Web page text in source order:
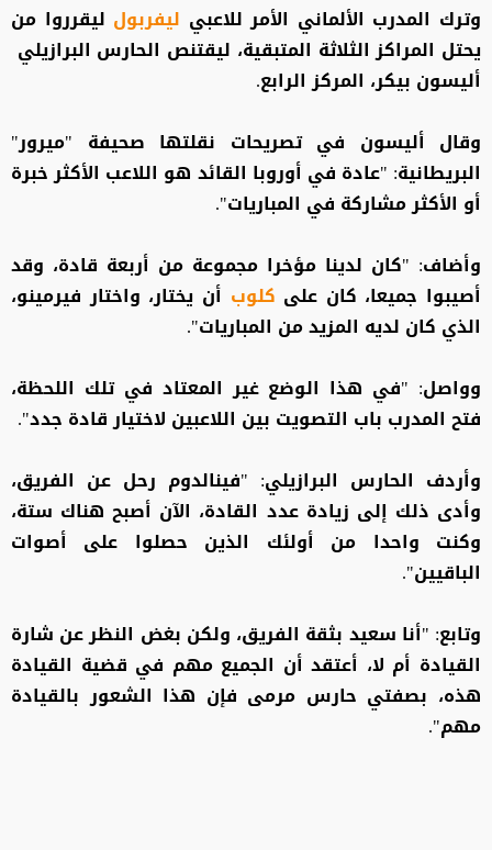
وترك المدرب الألماني الأمر للاعبي ليفربول ليقرروا من
يحتل المراكز الثلاثة المتبقية، ليقتنص الحارس البرازيلي
أليسون بيكر، المركز الرابع.
وقال أليسون في تصريحات نقلتها صحيفة "ميرور"
البريطانية: "عادة في أوروبا القائد هو اللاعب الأكثر خبرة
أو الأكثر مشاركة في المباريات".
وأضاف: "كان لدينا مؤخرا مجموعة من أربعة قادة، وقد
أصيبوا جميعا، كان على كلوب أن يختار، واختار فيرمينو،
الذي كان لديه المزيد من المباريات".
وواصل: "في هذا الوضع غير المعتاد في تلك اللحظة،
فتح المدرب باب التصويت بين اللاعبين لاختيار قادة جدد".
وأردف الحارس البرازيلي: "فينالدوم رحل عن الفريق،
وأدى ذلك إلى زيادة عدد القادة، الآن أصبح هناك ستة،
وكنت واحدا من أولئك الذين حصلوا على أصوات
الباقيين".
وتابع: "أنا سعيد بثقة الفريق، ولكن بغض النظر عن شارة
القيادة أم لا، أعتقد أن الجميع مهم في قضية القيادة
هذه، بصفتي حارس مرمى فإن هذا الشعور بالقيادة
مهم".